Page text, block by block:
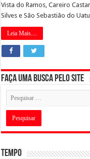
Vista do Ramos, Careiro
Silves e São Sebastião do
Leia Mais....
Faça uma busca pelo Site
Tempo